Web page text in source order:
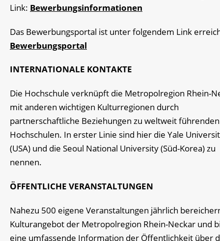
Link: Bewerbungsinformationen
Das Bewerbungsportal ist unter folgendem Link
Bewerbungsportal
INTERNATIONALE KONTAKTE
Die Hochschule verknüpft die Metropolregion Rhein-
mit anderen wichtigen Kulturregionen durch
partnerschaftliche Beziehungen zu weltweit führenden
Hochschulen. In erster Linie sind hier die Yale
(USA) und die Seoul National University (Süd-Korea) zu
nennen.
ÖFFENTLICHE VERANSTALTUNGEN
Nahezu 500 eigene Veranstaltungen jährlich
Kulturangebot der Metropolregion Rhein-Neckar und
eine umfassende Information der Öffentlichkeit über